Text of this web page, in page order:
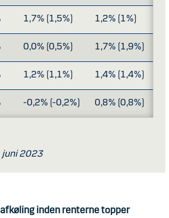
1,7% (1,5%) 1,2% (1%)
0,0% (0,5%) 1,7% (1,9%)
1,2% (1,1%) 1,4% (1,4%)
-0,2% (-0,2%) 0,8% (0,8%)
juni 2023​
inden renterne topper